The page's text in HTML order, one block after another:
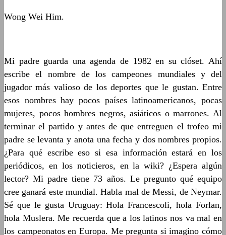
Wong Wei Him.
Mi padre guarda una agenda de 1982 en su clóset. Ahí
escribe el nombre de los campeones mundiales y del
jugador más valioso de los deportes que le gustan. Entre
esos nombres hay pocos países latinoamericanos, pocas
mujeres, pocos hombres negros, asiáticos o marrones. Al
terminar el partido y antes de que entreguen el trofeo mi
padre se levanta y anota una fecha y dos nombres propios.
¿Para qué escribe eso si esa información estará en los
periódicos, en los noticieros, en la wiki? ¿Espera algún
lector? Mi padre tiene 73 años. Le pregunto qué equipo
cree ganará este mundial. Habla mal de Messi, de Neymar.
Sé que le gusta Uruguay: Hola Francescoli, hola Forlan,
hola Muslera. Me recuerda que a los latinos nos va mal en
los campeonatos en Europa. Me pregunta si imagino cómo